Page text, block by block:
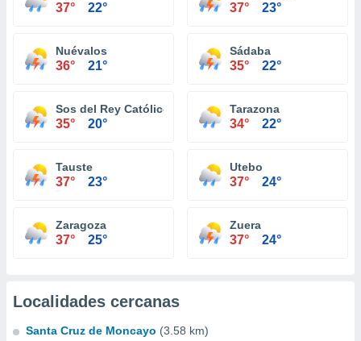
37° 22° 37° 23°
Nuévalos
36° 21°
Sádaba
35° 22°
Sos del Rey Católico
35° 20°
Tarazona
34° 22°
Tauste
37° 23°
Utebo
37° 24°
Zaragoza
37° 25°
Zuera
37° 24°
Localidades cercanas
Santa Cruz de Moncayo (3.58 km)